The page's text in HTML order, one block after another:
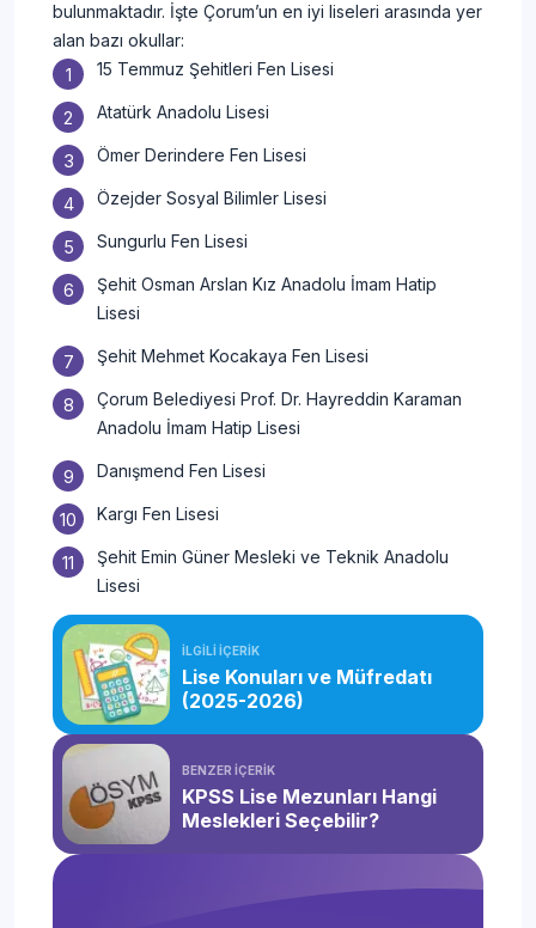
bulunmaktadır. İşte Çorum’un en iyi liseleri arasında yer
alan bazı okullar:
15 Temmuz Şehitleri Fen Lisesi
Atatürk Anadolu Lisesi
Ömer Derindere Fen Lisesi
Özejder Sosyal Bilimler Lisesi
Sungurlu Fen Lisesi
Şehit Osman Arslan Kız Anadolu İmam Hatip
Lisesi
Şehit Mehmet Kocakaya Fen Lisesi
Çorum Belediyesi Prof. Dr. Hayreddin Karaman
Anadolu İmam Hatip Lisesi
Danışmend Fen Lisesi
Kargı Fen Lisesi
Şehit Emin Güner Mesleki ve Teknik Anadolu
Lisesi
İLGİLİ İÇERİK
Lise Konuları ve Müfredatı
(2025-2026)
BENZER İÇERİK
KPSS Lise Mezunları Hangi
Meslekleri Seçebilir?